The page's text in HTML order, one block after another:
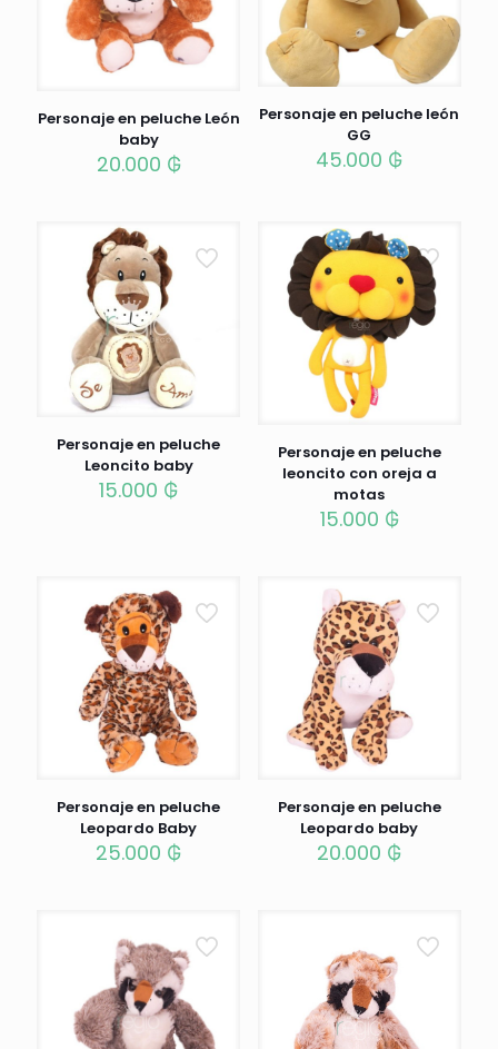
Personaje en peluche León
baby
20.000 ₲
Personaje en peluche león
GG
45.000 ₲
Personaje en peluche
Leoncito baby
15.000 ₲
Personaje en peluche
leoncito con oreja a
motas
15.000 ₲
Personaje en peluche
Leopardo Baby
25.000 ₲
Personaje en peluche
Leopardo baby
20.000 ₲